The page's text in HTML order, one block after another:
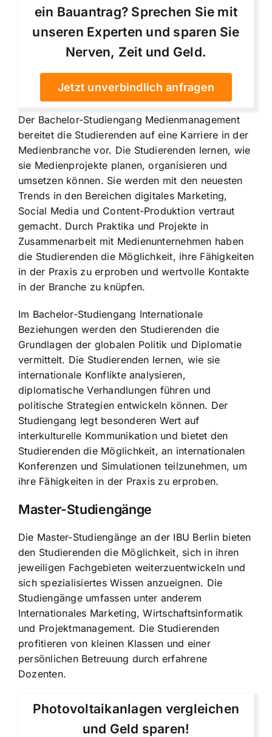
ein Bauantrag? Sprechen Sie mit
unseren Experten und sparen Sie
Nerven, Zeit und Geld.
Jetzt unverbindlich anfragen
Der Bachelor-Studiengang Medienmanagement
bereitet die Studierenden auf eine Karriere in der
Medienbranche vor. Die Studierenden lernen, wie
sie Medienprojekte planen, organisieren und
umsetzen können. Sie werden mit den neuesten
Trends in den Bereichen digitales Marketing,
Social Media und Content-Produktion vertraut
gemacht. Durch Praktika und Projekte in
Zusammenarbeit mit Medienunternehmen haben
die Studierenden die Möglichkeit, ihre Fähigkeiten
in der Praxis zu erproben und wertvolle Kontakte
in der Branche zu knüpfen.
Im Bachelor-Studiengang Internationale
Beziehungen werden den Studierenden die
Grundlagen der globalen Politik und Diplomatie
vermittelt. Die Studierenden lernen, wie sie
internationale Konflikte analysieren,
diplomatische Verhandlungen führen und
politische Strategien entwickeln können. Der
Studiengang legt besonderen Wert auf
interkulturelle Kommunikation und bietet den
Studierenden die Möglichkeit, an internationalen
Konferenzen und Simulationen teilzunehmen, um
ihre Fähigkeiten in der Praxis zu erproben.
Master-Studiengänge
Die Master-Studiengänge an der IBU Berlin bieten
den Studierenden die Möglichkeit, sich in ihren
jeweiligen Fachgebieten weiterzuentwickeln und
sich spezialisiertes Wissen anzueignen. Die
Studiengänge umfassen unter anderem
Internationales Marketing, Wirtschaftsinformatik
und Projektmanagement. Die Studierenden
profitieren von kleinen Klassen und einer
persönlichen Betreuung durch erfahrene
Dozenten.
Photovoltaikanlagen vergleichen
und Geld sparen!